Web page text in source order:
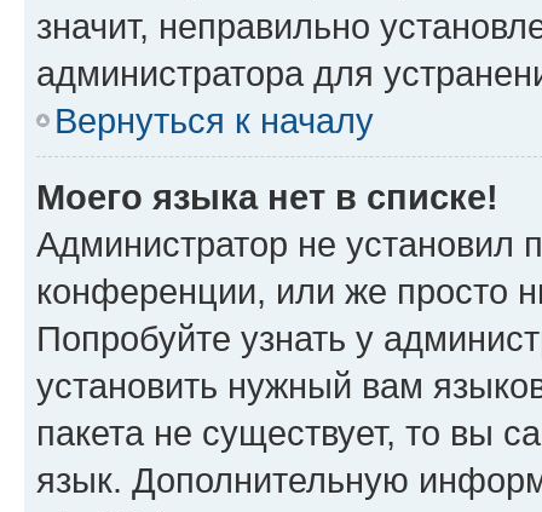
значит, неправильно
администратора для
Вернуться к началу
Моего языка нет в списке!
Администратор не установил
конференции, или же просто
Попробуйте узнать у
установить нужный вам
пакета не существует, то вы
язык. Дополнительную